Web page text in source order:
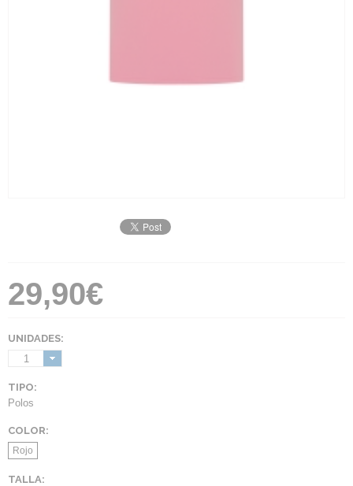
29,90€
UNIDADES:
1
TIPO:
Polos
COLOR:
Rojo
TALLA: